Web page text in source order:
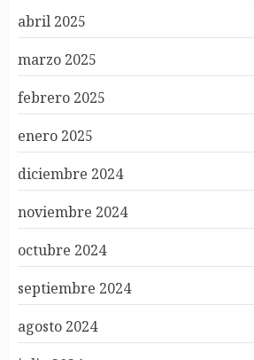
abril 2025
marzo 2025
febrero 2025
enero 2025
diciembre 2024
noviembre 2024
octubre 2024
septiembre 2024
agosto 2024